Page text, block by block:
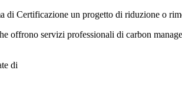
di Certificazione un progetto di riduzione o
offrono servizi professionali di carbon
di